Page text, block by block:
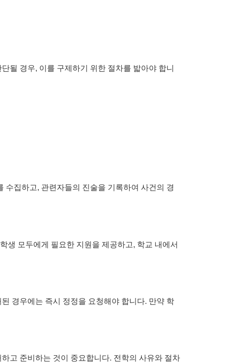
될 경우, 이를 구제하기 위한 절차를 밟아야 합니
집하고, 관련자들의 진술을 기록하여 사건의 경
생 모두에게 필요한 지원을 제공하고, 학교 내에서
경우에는 즉시 정정을 요청해야 합니다. 만약 학
고 준비하는 것이 중요합니다. 전학의 사유와 절차